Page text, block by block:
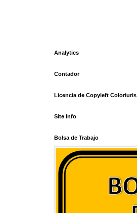
Analytics
Contador
Licencia de Copyleft Coloriuris
Site Info
Bolsa de Trabajo